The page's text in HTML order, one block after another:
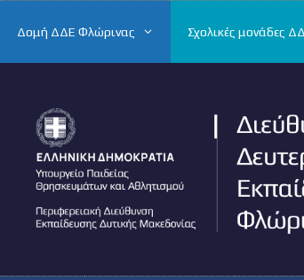
Δομή ΔΔΕ Φλώρινας Σχολικές μονάδες